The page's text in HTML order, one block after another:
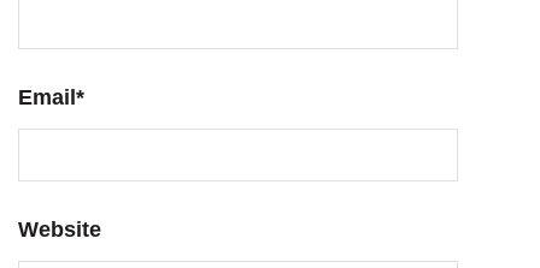
Email*
Website